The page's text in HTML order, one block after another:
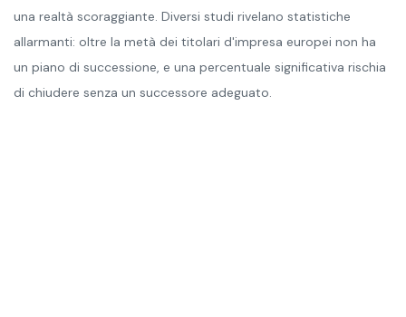
una realtà scoraggiante. Diversi studi rivelano statistiche
allarmanti: oltre la metà dei titolari d'impresa europei non ha
un piano di successione, e una percentuale significativa rischia
di chiudere senza un successore adeguato.